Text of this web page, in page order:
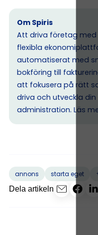
Om Spiris
Att driva företag med
flexibla
automatiserat med
bokföring till
att fokusera på rätt
driva och utveckla
administration. Läs
annons starta eget
Dela artikeln